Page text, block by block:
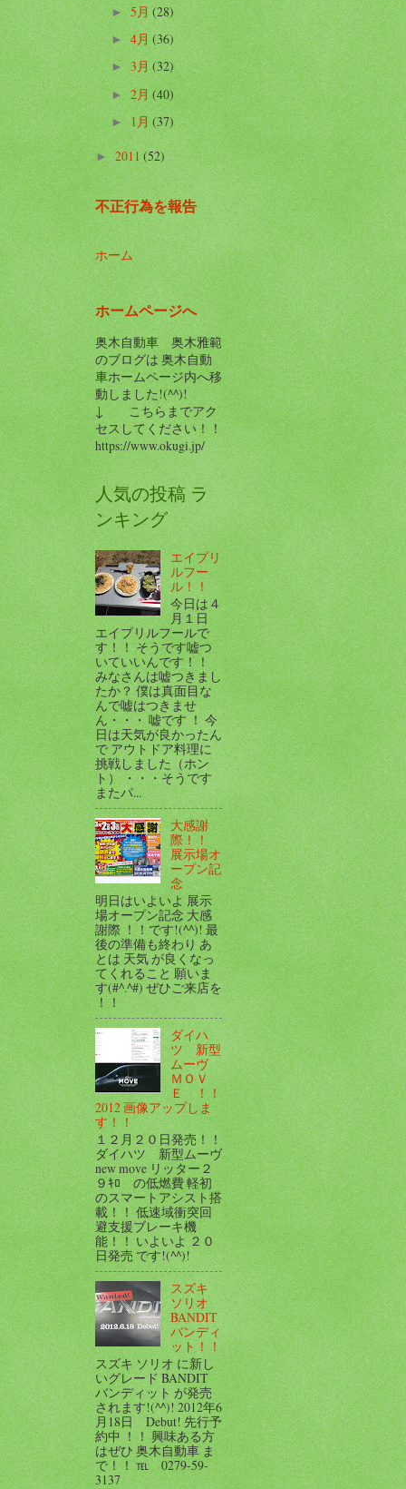
►5月(28)
►4月(36)
►3月(32)
►2月(40)
►1月(37)
►2011(52)
不正行為を報告
ホーム
ホームページへ
奥木自動車 奥木雅範
のブログは 奥木自動
車ホームページ内へ移
動しました!(^^)!
↓ こちらまでアク
セスしてください！！
https://www.okugi.jp/
人気の投稿 ラ
ンキング
エイプリ
ルフー
ル！！
今日は４
月１日
エイプリルフールで
す！！ そうです嘘つ
いていいんです！！
みなさんは嘘つきまし
たか？ 僕は真面目な
んで嘘はつきませ
ん・・・ 嘘です ！ 今
日は天気が良かったん
で アウトドア料理に
挑戦しました（ホン
ト） ・・・そうです
またパ...
大感謝
際！！
展示場オ
ープン記
念
明日はいよいよ 展示
場オープン記念 大感
謝際 ！！です!(^^)! 最
後の準備も終わり あ
とは 天気 が良くなっ
てくれること 願いま
す(#^.^#) ぜひご来店を
！！
ダイハ
ツ 新型
ムーヴ
ＭＯＶ
Ｅ ！！
2012 画像アップしま
す！！
１２月２０日発売！！
ダイハツ 新型ムーヴ
new move リッター２
９ｷﾛ の低燃費 軽初
のスマートアシスト搭
載！！ 低速域衝突回
避支援ブレーキ機
能！！ いよいよ ２０
日発売 です!(^^)!
スズキ
ソリオ
BANDIT
バンディ
ット！！
スズキ ソリオ に新し
いグレード BANDIT
バンディット が発売
されます!(^^)! 2012年6
月18日 Debut! 先行予
約中 ！！ 興味ある方
はぜひ 奥木自動車 ま
で！！ ℡ 0279-59-
3137